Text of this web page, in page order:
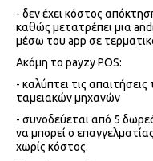
- δεν έχει κόστος
καθώς μετατρέπει μια
μέσω του app σε
Ακόμη το payzy POS:
- καλύπτει τις
ταμειακών μηχανών
- συνοδεύεται από 5
να μπορεί ο
χωρίς κόστος.